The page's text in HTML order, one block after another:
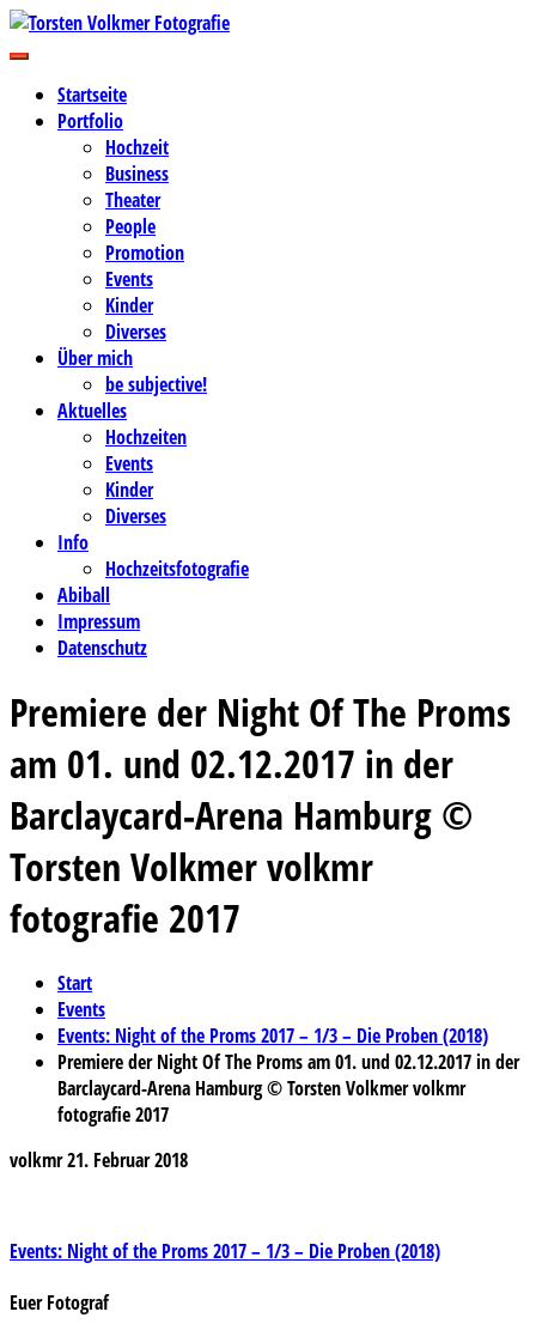
Zum
Inhalt
Torsten Volkmer Fotografie
Business-, Portrait- und Hochzeitsfotografie
Startseite
Portfolio
Hochzeit
Business
Theater
People
Promotion
Events
Kinder
Diverses
Über mich
be subjective!
Aktuelles
Hochzeiten
Events
Kinder
Diverses
Info
Hochzeitsfotografie
Abiball
Impressum
Datenschutz
Premiere der Night Of The Proms
am 01. und 02.12.2017 in der
Barclaycard-Arena Hamburg ©
Torsten Volkmer volkmr
fotografie 2017
Start
Events
Events: Night of the Proms 2017 – 1/3 – Die Proben (2018)
Premiere der Night Of The Proms am 01. und 02.12.2017 in der
Barclaycard-Arena Hamburg © Torsten Volkmer volkmr
fotografie 2017
volkmr21. Februar 2018
Beitragsnavigation
Events: Night of the Proms 2017 – 1/3 – Die Proben (2018)
Euer Fotograf